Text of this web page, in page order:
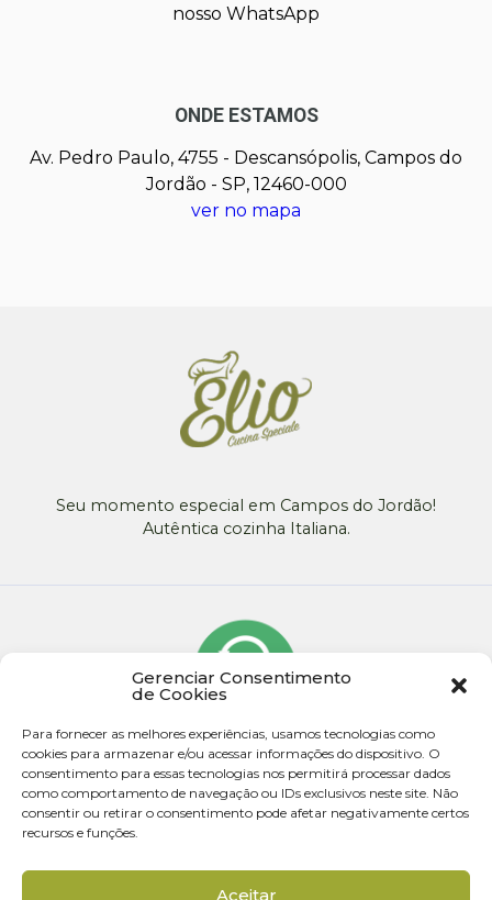
Gerenciar Consentimento
de Cookies
Para fornecer as melhores experiências, usamos tecnologias como
cookies para armazenar e/ou acessar informações do dispositivo. O
consentimento para essas tecnologias nos permitirá processar dados
como comportamento de navegação ou IDs exclusivos neste site. Não
consentir ou retirar o consentimento pode afetar negativamente certos
recursos e funções.
Aceitar
nosso WhatsApp
ONDE ESTAMOS
Av. Pedro Paulo, 4755 - Descansópolis, Campos do
Jordão - SP, 12460-000
ver no mapa
Seu momento especial em Campos do Jordão!
Autêntica cozinha Italiana.